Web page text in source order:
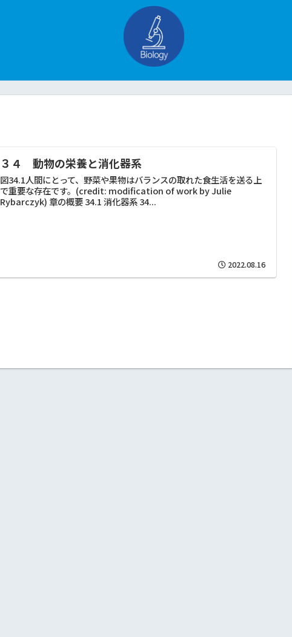
３４ 動物の栄養と消化器系
図34.1人間にとって、野菜や果物はバランスの取れた食生活を送る上
で重要な存在です。(credit: modification of work by Julie
Rybarczyk) 章の概要 34.1 消化器系 34...
2022.08.16